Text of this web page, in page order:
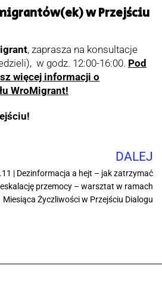
w Przejściu
, zaprasza na konsultacje
w godz. 12:00-16:00. Pod
więcej informacji o
WroMigrant!
DALEJ
| Dezinformacja a hejt – jak zatrzymać
eskalację przemocy – warsztat w ramach
Miesiąca Życzliwości w Przejściu Dialogu